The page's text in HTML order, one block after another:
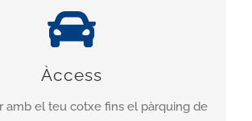
Àccess
amb el teu cotxe fins el pàrquing de
FÀCIL ÀCCESS
amb el teu cotxe fàcilment a l’ampli